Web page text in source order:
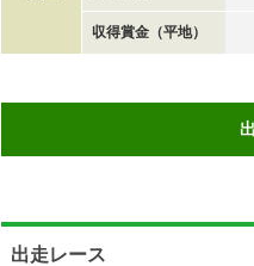
収得賞金（平地）
出走レース